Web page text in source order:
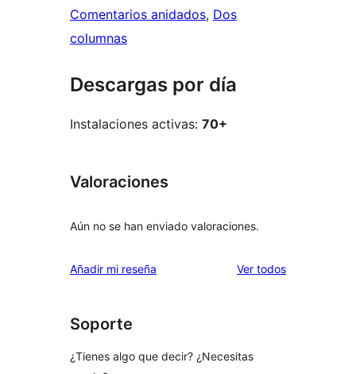
Comentarios anidados, Dos
columnas
Descargas por día
Instalaciones activas: 70+
Valoraciones
Aún no se han enviado valoraciones.
Añadir mi reseña Ver todoslos
Soporte
¿Tienes algo que decir? ¿Necesitas